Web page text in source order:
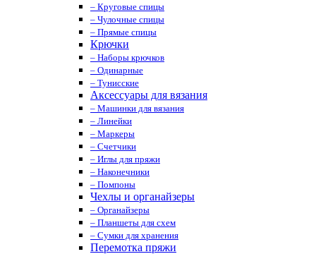
– Круговые спицы
– Чулочные спицы
– Прямые спицы
Крючки
– Наборы крючков
– Одинарные
– Тунисские
Аксессуары для вязания
– Машинки для вязания
– Линейки
– Маркеры
– Счетчики
– Иглы для пряжи
– Наконечники
– Помпоны
Чехлы и органайзеры
– Органайзеры
– Планшеты для схем
– Сумки для хранения
Перемотка пряжи